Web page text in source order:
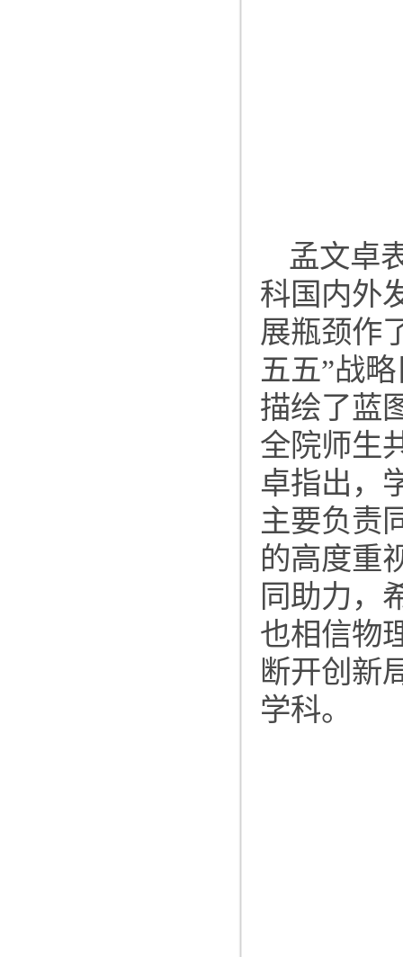
孟文卓
科国内外
展瓶颈作
五五”战
描绘了蓝
全院师生
卓指出，
主要负责
的高度重
同助力，
也相信物
断开创新
学科。